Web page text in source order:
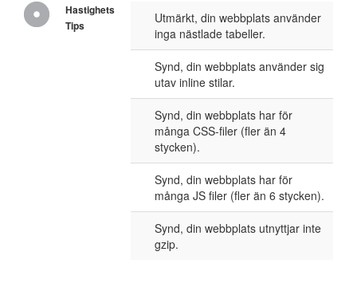
Hastighets
Tips
Utmärkt, din webbplats använder
inga nästlade tabeller.
Synd, din webbplats använder sig
utav inline stilar.
Synd, din webbplats har för
många CSS-filer (fler än 4
stycken).
Synd, din webbplats har för
många JS filer (fler än 6 stycken).
Synd, din webbplats utnyttjar inte
gzip.